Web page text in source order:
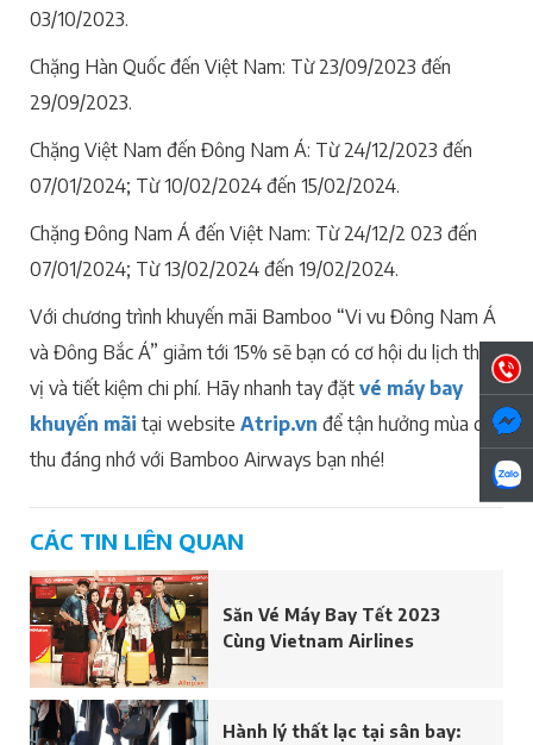
03/10/2023.
Chặng Hàn Quốc đến Việt Nam: Từ 23/09/2023 đến
29/09/2023.
Chặng Việt Nam đến Đông Nam Á: Từ 24/12/2023 đến
07/01/2024; Từ 10/02/2024 đến 15/02/2024.
Chặng Đông Nam Á đến Việt Nam: Từ 24/12/2 023 đến
07/01/2024; Từ 13/02/2024 đến 19/02/2024.
Với chương trình khuyến mãi Bamboo “Vi vu Đông Nam Á
và Đông Bắc Á” giảm tới 15% sẽ bạn có cơ hội du lịch thú
vị và tiết kiệm chi phí. Hãy nhanh tay đặt vé máy bay
khuyến mãi tại website Atrip.vn để tận hưởng mùa du
thu đáng nhớ với Bamboo Airways bạn nhé!
CÁC TIN LIÊN QUAN
Săn Vé Máy Bay Tết 2023
Cùng Vietnam Airlines
Hành lý thất lạc tại sân bay: